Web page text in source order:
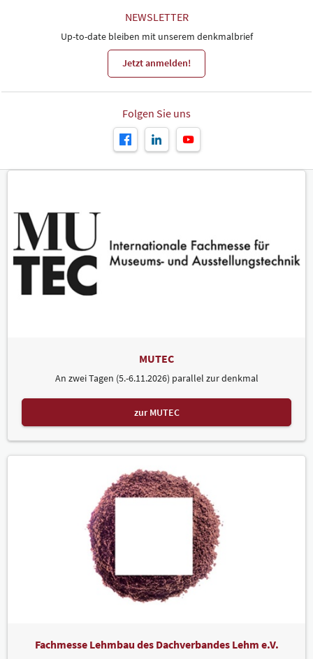
NEWSLETTER
Up-to-date bleiben mit unserem denkmalbrief
Jetzt anmelden!
Folgen Sie uns
MUTEC
An zwei Tagen (5.-6.11.2026) parallel zur denkmal
zur MUTEC
Fachmesse Lehmbau des Dachverbandes Lehm e.V.